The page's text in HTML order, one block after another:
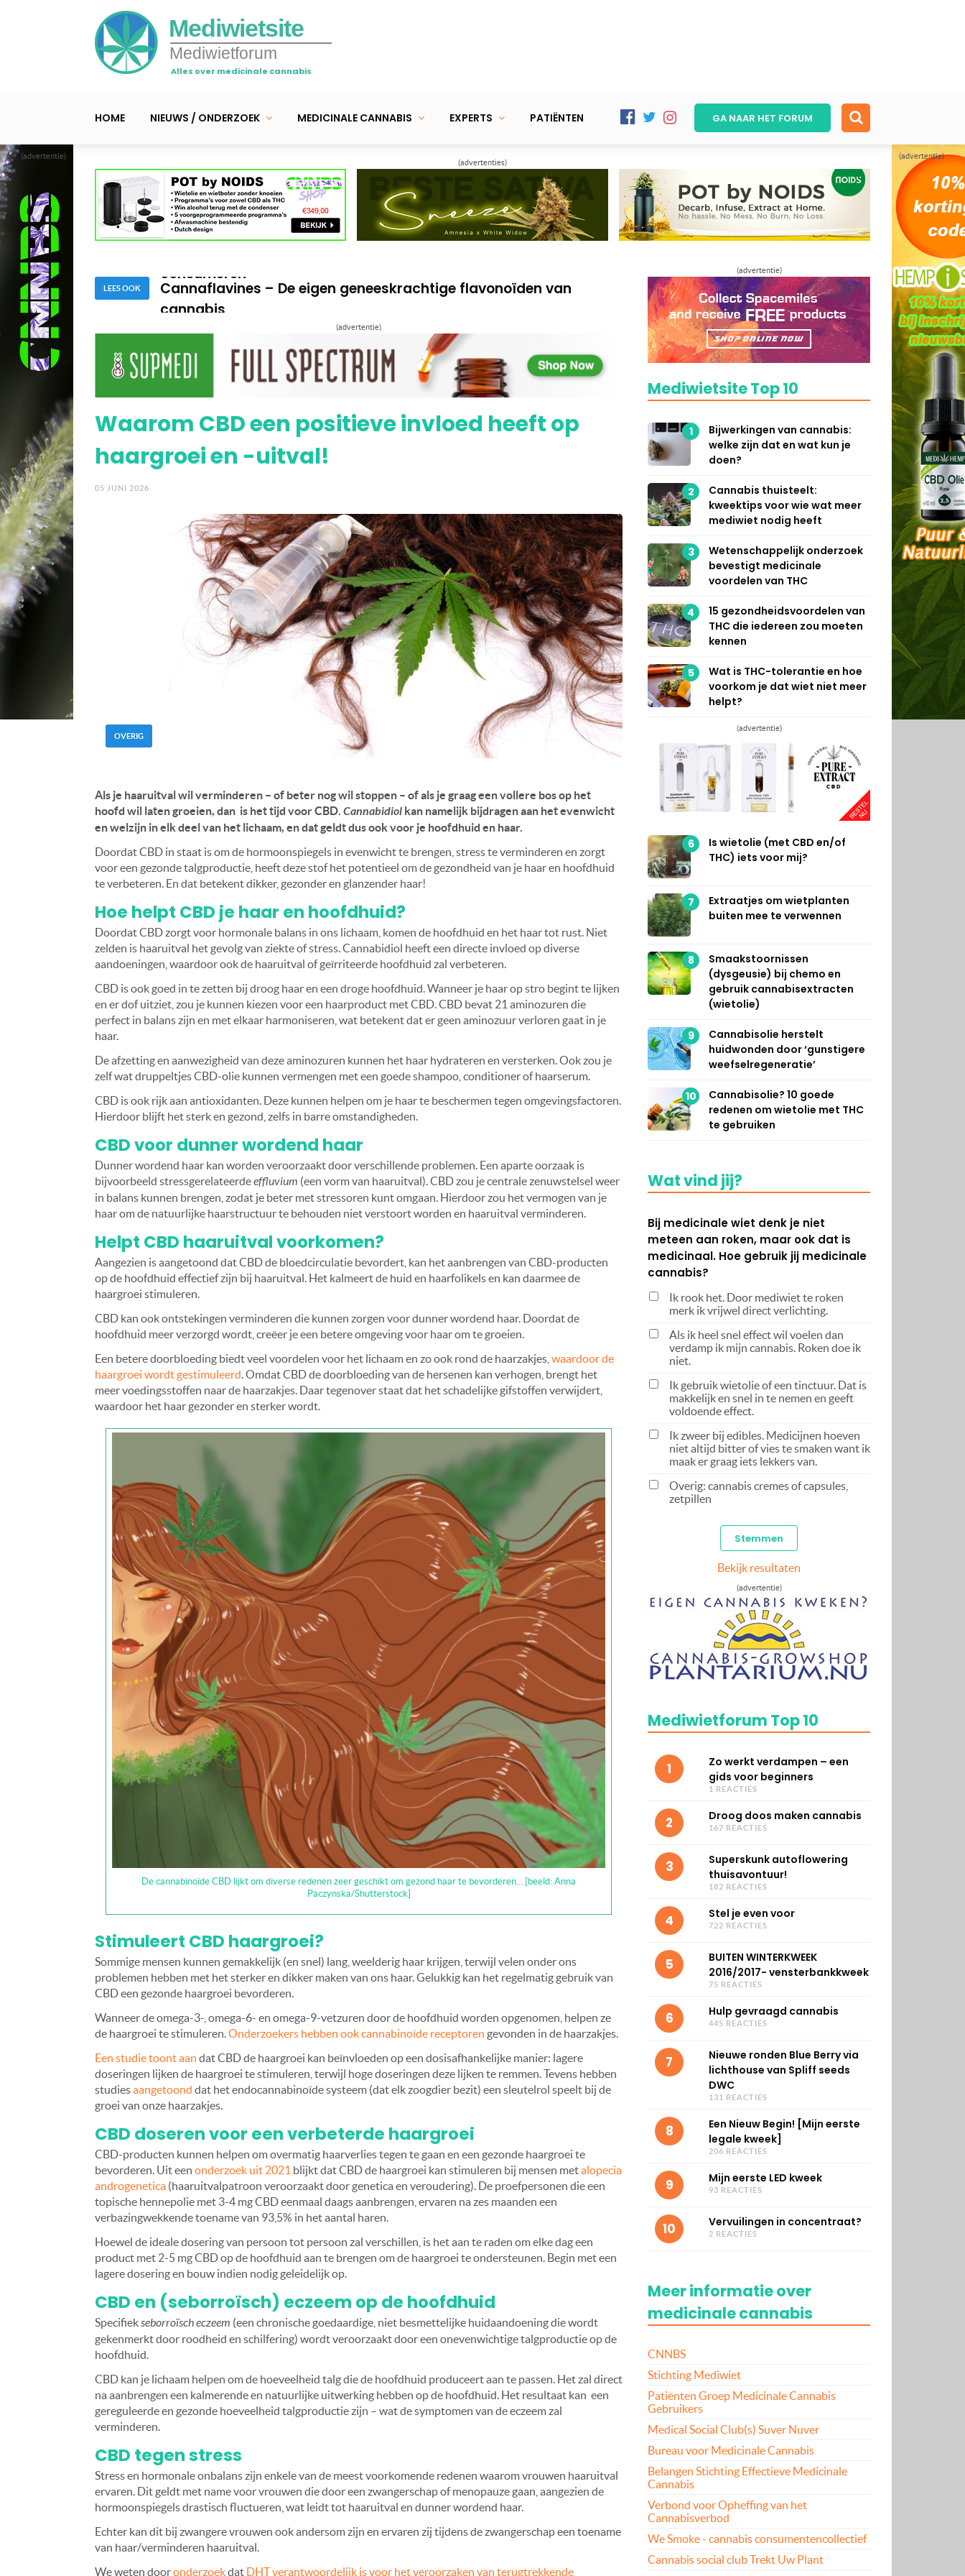
(advertentie) (advertentie)
Mediwietsite
Mediwietforum
Alles over medicinale cannabis
HOME NIEUWS / ONDERZOEK MEDICINALE CANNABIS EXPERTS PATIËNTEN GA NAAR HET FORUM
(advertenties)
LEES OOK
Hormonen uit balans… welke voordelen biedt medicinale
cannabis?
Is cannabis veilig? De gezondste manier om THC/CBD te
Cannaflavines – De eigen geneeskrachtige flavonoïden van
cannabis
Hormonen uit balans… welke voordelen biedt medicinale
cannabis?
Is cannabis veilig? De gezondste manier om THC/CBD te
consumeren
(advertentie)
Waarom CBD een positieve invloed heeft op
haargroei en -uitval!
05 JUNI 2026
OVERIG
Als je haaruitval wil verminderen – of beter nog wil stoppen – of als je graag een vollere bos op het
hoofd wil laten groeien, dan is het tijd voor CBD. Cannabidiol kan namelijk bijdragen aan het evenwicht
en welzijn in elk deel van het lichaam, en dat geldt dus ook voor je hoofdhuid en haar.
Doordat CBD in staat is om de hormoonspiegels in evenwicht te brengen, stress te verminderen en zorgt
voor een gezonde talgproductie, heeft deze stof het potentieel om de gezondheid van je haar en hoofdhuid
te verbeteren. En dat betekent dikker, gezonder en glanzender haar!
Hoe helpt CBD je haar en hoofdhuid?
Doordat CBD zorgt voor hormonale balans in ons lichaam, komen de hoofdhuid en het haar tot rust. Niet
zelden is haaruitval het gevolg van ziekte of stress. Cannabidiol heeft een directe invloed op diverse
aandoeningen, waardoor ook de haaruitval of geïrriteerde hoofdhuid zal verbeteren.
CBD is ook goed in te zetten bij droog haar en een droge hoofdhuid. Wanneer je haar op stro begint te lijken
en er dof uitziet, zou je kunnen kiezen voor een haarproduct met CBD. CBD bevat 21 aminozuren die
perfect in balans zijn en met elkaar harmoniseren, wat betekent dat er geen aminozuur verloren gaat in je
haar.
De afzetting en aanwezigheid van deze aminozuren kunnen het haar hydrateren en versterken. Ook zou je
zelf wat druppeltjes CBD-olie kunnen vermengen met een goede shampoo, conditioner of haarserum.
CBD is ook rijk aan antioxidanten. Deze kunnen helpen om je haar te beschermen tegen omgevingsfactoren.
Hierdoor blijft het sterk en gezond, zelfs in barre omstandigheden.
CBD voor dunner wordend haar
Dunner wordend haar kan worden veroorzaakt door verschillende problemen. Een aparte oorzaak is
bijvoorbeeld stressgerelateerdeeffluvium (een vorm van haaruitval). CBD zou je centrale zenuwstelsel weer
in balans kunnen brengen, zodat je beter met stressoren kunt omgaan. Hierdoor zou het vermogen van je
haar om de natuurlijke haarstructuur te behouden niet verstoort worden en haaruitval verminderen.
Helpt CBD haaruitval voorkomen?
Aangezien is aangetoond dat CBD de bloedcirculatie bevordert, kan het aanbrengen van CBD-producten
op de hoofdhuid effectief zijn bij haaruitval. Het kalmeert de huid en haarfolikels en kan daarmee de
haargroei stimuleren.
CBD kan ook ontstekingen verminderen die kunnen zorgen voor dunner wordend haar. Doordat de
hoofdhuid meer verzorgd wordt, creëer je een betere omgeving voor haar om te groeien.
Een betere doorbloeding biedt veel voordelen voor het lichaam en zo ook rond de haarzakjes, waardoor de
haargroei wordt gestimuleerd. Omdat CBD de doorbloeding van de hersenen kan verhogen, brengt het
meer voedingsstoffen naar de haarzakjes. Daar tegenover staat dat het schadelijke gifstoffen verwijdert,
waardoor het haar gezonder en sterker wordt.
De cannabinoïde CBD lijkt om diverse redenen zeer geschikt om gezond haar te bevorderen… [beeld: Anna
Paczynska/Shutterstock]
Stimuleert CBD haargroei?
Sommige mensen kunnen gemakkelijk (en snel) lang, weelderig haar krijgen, terwijl velen onder ons
problemen hebben met het sterker en dikker maken van ons haar. Gelukkig kan het regelmatig gebruik van
CBD een gezonde haargroei bevorderen.
Wanneer de omega-3-, omega-6- en omega-9-vetzuren door de hoofdhuid worden opgenomen, helpen ze
de haargroei te stimuleren.Onderzoekers hebben ook cannabinoïde receptoren gevonden in de haarzakjes.
Een studie toont aan dat CBD de haargroei kan beïnvloeden op een dosisafhankelijke manier: lagere
doseringen lijken de haargroei te stimuleren, terwijl hoge doseringen deze lijken te remmen. Tevens hebben
studiesaangetoond dat het endocannabinoïde systeem (dat elk zoogdier bezit) een sleutelrol speelt bij de
groei van onze haarzakjes.
CBD doseren voor een verbeterde haargroei
CBD-producten kunnen helpen om overmatig haarverlies tegen te gaan en een gezonde haargroei te
bevorderen. Uit een onderzoek uit 2021 blijkt dat CBD de haargroei kan stimuleren bij mensen metalopecia
androgenetica (haaruitvalpatroon veroorzaakt door genetica en veroudering). De proefpersonen die een
topische hennepolie met 3-4 mg CBD eenmaal daags aanbrengen, ervaren na zes maanden een
verbazingwekkende toename van 93,5% in het aantal haren.
Hoewel de ideale dosering van persoon tot persoon zal verschillen, is het aan te raden om elke dag een
product met 2-5 mg CBD op de hoofdhuid aan te brengen om de haargroei te ondersteunen. Begin met een
lagere dosering en bouw indien nodig geleidelijk op.
CBD en (seborroïsch) eczeem op de hoofdhuid
Specifiekseborroïsch eczeem (een chronische goedaardige, niet besmettelijke huidaandoening die wordt
gekenmerkt door roodheid en schilfering) wordt veroorzaakt door een onevenwichtige talgproductie op de
hoofdhuid.
CBD kan je lichaam helpen om de hoeveelheid talg die de hoofdhuid produceert aan te passen. Het zal direct
na aanbrengen een kalmerende en natuurlijke uitwerking hebben op de hoofdhuid. Het resultaat kan een
gereguleerde en gezonde hoeveelheid talgproductie zijn – wat de symptomen van de eczeem zal
verminderen.
CBD tegen stress
Stress en hormonale onbalans zijn enkele van de meest voorkomende redenen waarom vrouwen haaruitval
ervaren. Dit geldt met name voor vrouwen die door een zwangerschap of menopauze gaan, aangezien de
hormoonspiegels drastisch fluctueren, wat leidt tot haaruitval en dunner wordend haar.
Echter kan dit bij zwangere vrouwen ook andersom zijn en ervaren zij tijdens de zwangerschap een toename
van haar/verminderen haaruitval.
We weten dooronderzoekdat DHT verantwoordelijk is voor het veroorzaken van terugtrekkende
(advertentie)
Mediwietsite Top 10
1
Bijwerkingen van cannabis:
welke zijn dat en wat kun je
doen?
2
Cannabis thuisteelt:
kweektips voor wie wat meer
mediwiet nodig heeft
3
Wetenschappelijk onderzoek
bevestigt medicinale
voordelen van THC
4
15 gezondheidsvoordelen van
THC die iedereen zou moeten
kennen
5
Wat is THC-tolerantie en hoe
voorkom je dat wiet niet meer
helpt?
(advertentie)
6
Is wietolie (met CBD en/of
THC) iets voor mij?
7
Extraatjes om wietplanten
buiten mee te verwennen
8
Smaakstoornissen
(dysgeusie) bij chemo en
gebruik cannabisextracten
(wietolie)
9
Cannabisolie herstelt
huidwonden door ‘gunstigere
weefselregeneratie’
10
Cannabisolie? 10 goede
redenen om wietolie met THC
te gebruiken
Wat vind jij?
Bij medicinale wiet denk je niet
meteen aan roken, maar ook dat is
medicinaal. Hoe gebruik jij medicinale
cannabis?
Ik rook het. Door mediwiet te roken
merk ik vrijwel direct verlichting.
Als ik heel snel effect wil voelen dan
verdamp ik mijn cannabis. Roken doe ik
niet.
Ik gebruik wietolie of een tinctuur. Dat is
makkelijk en snel in te nemen en geeft
voldoende effect.
Ik zweer bij edibles. Medicijnen hoeven
niet altijd bitter of vies te smaken want ik
maak er graag iets lekkers van.
Overig: cannabis cremes of capsules,
zetpillen
Bekijk resultaten
(advertentie)
Mediwietforum Top 10
1
Zo werkt verdampen – een
gids voor beginners
1 REACTIES
2 Droog doos maken cannabis
167 REACTIES
3
Superskunk autoflowering
thuisavontuur!
182 REACTIES
4 Stel je even voor
722 REACTIES
5
BUITEN WINTERKWEEK
2016/2017- vensterbankkweek
75 REACTIES
6 Hulp gevraagd cannabis
445 REACTIES
7
Nieuwe ronden Blue Berry via
lichthouse van Spliff seeds
DWC
131 REACTIES
8
Een Nieuw Begin! [Mijn eerste
legale kweek]
206 REACTIES
9 Mijn eerste LED kweek
93 REACTIES
10 Vervuilingen in concentraat?
2 REACTIES
Meer informatie over
medicinale cannabis
CNNBS
Stichting Mediwiet
Patiënten Groep Medicinale Cannabis
Gebruikers
Medical Social Club(s) Suver Nuver
Bureau voor Medicinale Cannabis
Belangen Stichting Effectieve Medicinale
Cannabis
Verbond voor Opheffing van het
Cannabisverbod
We Smoke - cannabis consumentencollectief
Cannabis social club Trekt Uw Plant